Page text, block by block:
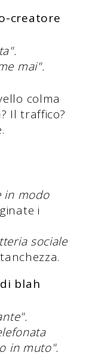
creatore
mai".
colma
Il traffico?
in modo
i
sociale
blah
in muto".